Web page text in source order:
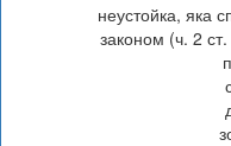
неустойка, яка
законом (ч. 2